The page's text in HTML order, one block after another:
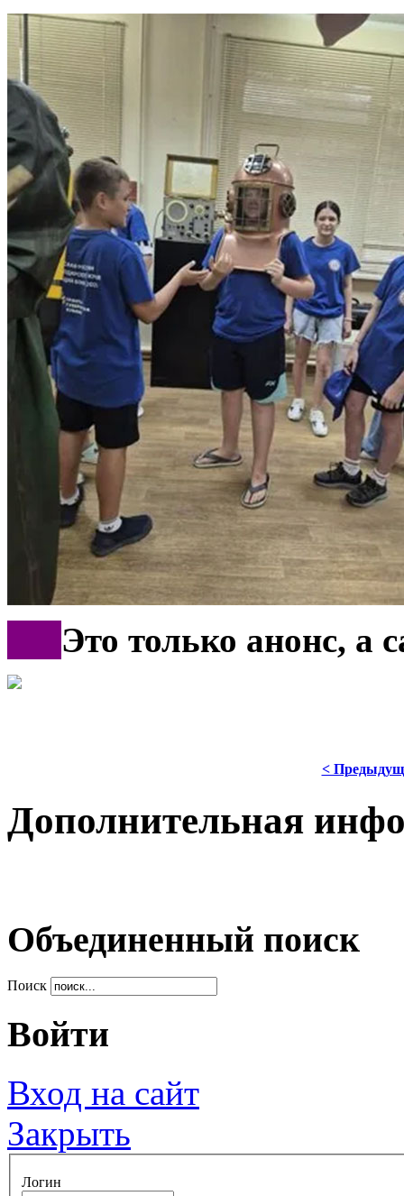
Это только анонс, а
<
Дополнительная
Объединенный поиск
Поиск
Войти
Вход на сайт
Закрыть
Логин